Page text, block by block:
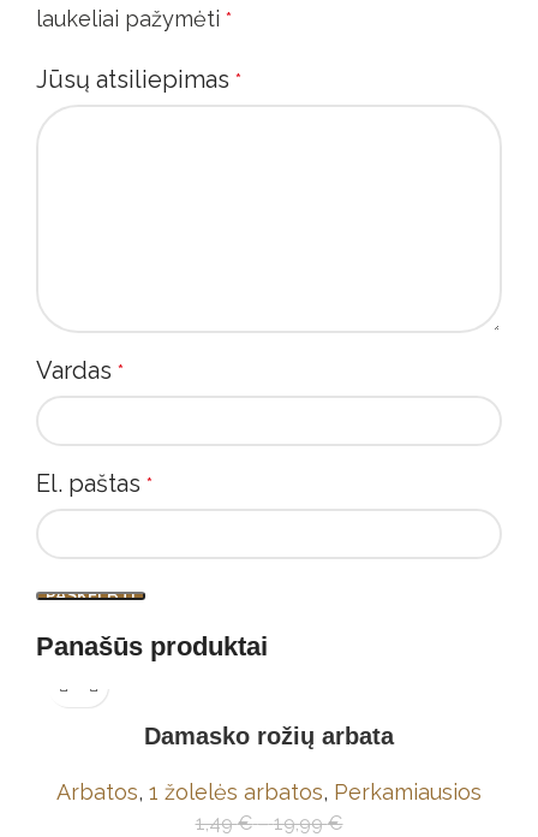
laukeliai pažymėti *
Jūsų atsiliepimas *
Vardas *
El. paštas *
Panašūs produktai
Damasko rožių arbata
Arbatos, 1 žolelės arbatos, Perkamiausios
1,49€ – 19,99€